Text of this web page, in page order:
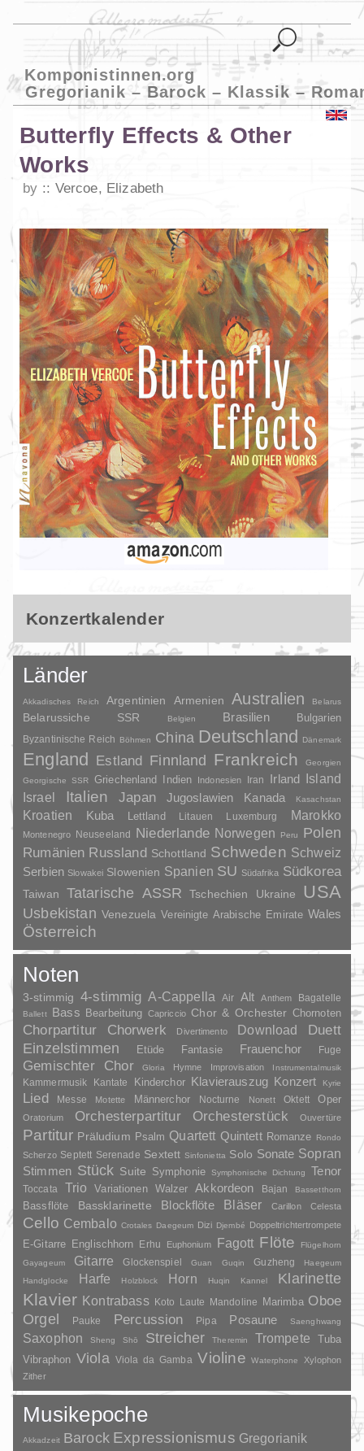
Komponistinnen.org
Gregorianik – Barock – Klassik –
Butterfly Effects & Other
Works
by Vercoe, Elizabeth
Konzertkalender
Länder
Akkadisches Reich Argentinien Armenien Australien Belarus
Belarussiche SSR Belgien Brasilien Bulgarien
Byzantinische Reich Böhmen China Deutschland Dänemark
England Estland Finnland Frankreich
Georgien
Georgische SSR
Griechenland Indien Indonesien Iran Irland
Island
Israel
Italien Japan Jugoslawien Kanada Kasachstan
Kroatien Kuba Lettland Litauen Luxemburg Marokko
Montenegro Neuseeland Niederlande Norwegen Peru
Polen
Rumänien Russland Schottland Schweden Schweiz
Serbien Slowakei Slowenien Spanien SU Südafrika Südkorea
Taiwan Tatarische ASSR Tschechien Ukraine USA
Usbekistan Venezuela Vereinigte Arabische Emirate Wales
Österreich
Noten
3-stimmig 4-stimmig A-Cappella Air Alt Anthem Bagatelle
Ballett Bass Bearbeitung Capriccio Chor & Orchester Chornoten
Chorpartitur Chorwerk Divertimento Download
Duett
Einzelstimmen
Etüde Fantasie Frauenchor Fuge
Gemischter Chor Gloria Hymne Improvisation Instrumentalmusik
Kammermusik Kantate Kinderchor Klavierauszug Konzert Kyrie
Lied Messe Motette Männerchor Nocturne Nonett Oktett Oper
Oratorium Orchesterpartitur Orchesterstück Ouvertüre
Partitur Präludium Psalm Quartett Quintett Romanze Rondo
Scherzo Septett Serenade Sextett Sinfonietta Solo Sonate Sopran
Stimmen Stück Suite Symphonie Symphonische Dichtung Tenor
Toccata Trio Variationen Walzer Akkordeon Bajan Bassetthorn
Bassflöte Bassklarinette Blockflöte Bläser Carillon Celesta
Cello Cembalo Crotales Daegeum Dizi Djembé Doppeltrichtertrompete
E-Gitarre Englischhorn Erhu Euphonium Fagott Flöte
Flügelhorn
Gayageum
Gitarre Glockenspiel Guan Guqin Guzheng
Haegeum
Handglocke
Harfe Holzblock Horn Huqin Kannel Klarinette
Klavier Kontrabass Koto Laute Mandoline Marimba Oboe
Orgel Pauke Percussion Pipa Posaune Saenghwang
Saxophon Sheng Shō Streicher Theremin Trompete
Tuba
Vibraphon Viola Viola da Gamba Violine Waterphone
Xylophon
Zither
Musikepoche
Akkadzeit Barock Expressionismus Gregorianik